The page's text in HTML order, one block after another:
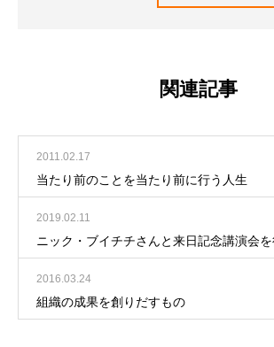
関連記事
2011.02.17
当たり前のことを当たり前に行う人生
2019.02.11
ニック・ブイチチさんと来日記念講演会
2016.03.24
組織の成果を創りだすもの